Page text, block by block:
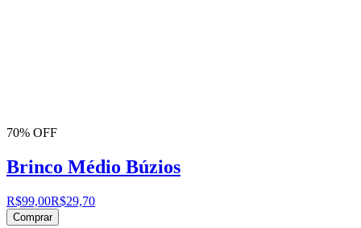
70% OFF
Brinco Médio Búzios
R$99,00R$29,70
Comprar